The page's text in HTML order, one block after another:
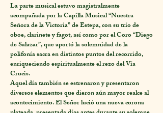
La parte musical estuvo magistralmente
acompañada por la Capilla Musical “Nuestra
Señora de la Victoria” de Estepa, con su trío de
oboe, clarinete y fagot, así como por el Coro “Diego
de Salazar”, que aportó la solemnidad de la
polifonía sacra en distintos puntos del recorrido,
enriqueciendo espiritualmente el rezo del Vía
Crucis.
Aquel día también se estrenaron y presentaron
diversos elementos que dieron aún mayor realce al
acontecimiento. El Señor lució una nueva corona